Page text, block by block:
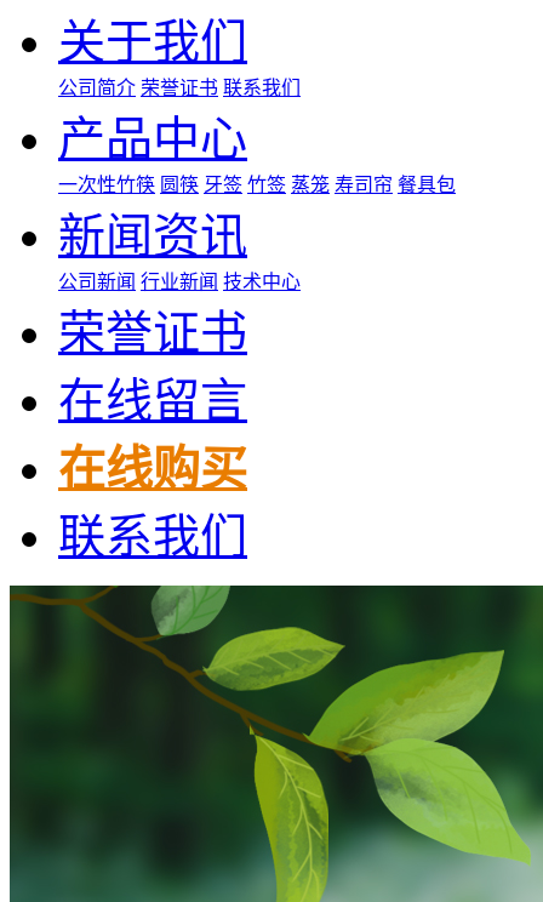
关于我们
公司简介 荣誉证书 联系我们
产品中心
一次性竹筷 圆筷 牙签 竹签 蒸笼 寿司帘 餐具包
新闻资讯
公司新闻 行业新闻 技术中心
荣誉证书
在线留言
在线购买
联系我们